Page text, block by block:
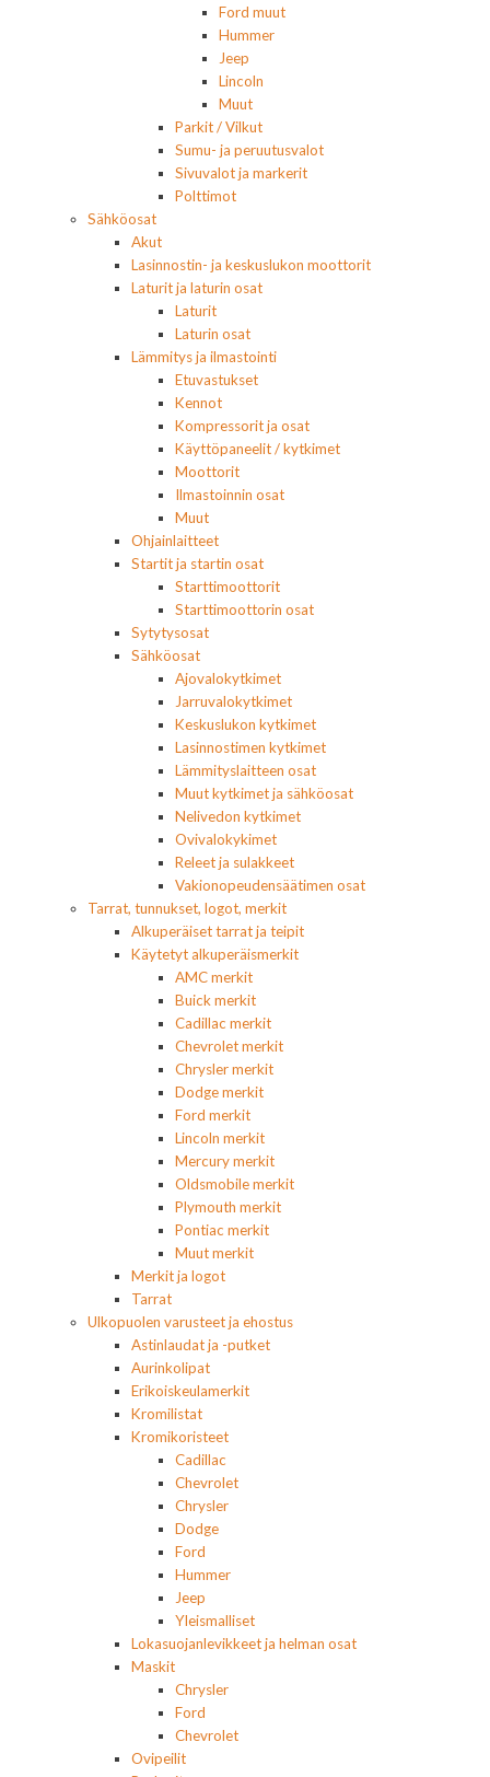
Ford muut
Hummer
Jeep
Lincoln
Muut
Parkit / Vilkut
Sumu- ja peruutusvalot
Sivuvalot ja markerit
Polttimot
Sähköosat
Akut
Lasinnostin- ja keskuslukon moottorit
Laturit ja laturin osat
Laturit
Laturin osat
Lämmitys ja ilmastointi
Etuvastukset
Kennot
Kompressorit ja osat
Käyttöpaneelit / kytkimet
Moottorit
Ilmastoinnin osat
Muut
Ohjainlaitteet
Startit ja startin osat
Starttimoottorit
Starttimoottorin osat
Sytytysosat
Sähköosat
Ajovalokytkimet
Jarruvalokytkimet
Keskuslukon kytkimet
Lasinnostimen kytkimet
Lämmityslaitteen osat
Muut kytkimet ja sähköosat
Nelivedon kytkimet
Ovivalokykimet
Releet ja sulakkeet
Vakionopeudensäätimen osat
Tarrat, tunnukset, logot, merkit
Alkuperäiset tarrat ja teipit
Käytetyt alkuperäismerkit
AMC merkit
Buick merkit
Cadillac merkit
Chevrolet merkit
Chrysler merkit
Dodge merkit
Ford merkit
Lincoln merkit
Mercury merkit
Oldsmobile merkit
Plymouth merkit
Pontiac merkit
Muut merkit
Merkit ja logot
Tarrat
Ulkopuolen varusteet ja ehostus
Astinlaudat ja -putket
Aurinkolipat
Erikoiskeulamerkit
Kromilistat
Kromikoristeet
Cadillac
Chevrolet
Chrysler
Dodge
Ford
Hummer
Jeep
Yleismalliset
Lokasuojanlevikkeet ja helman osat
Maskit
Chrysler
Ford
Chevrolet
Ovipeilit